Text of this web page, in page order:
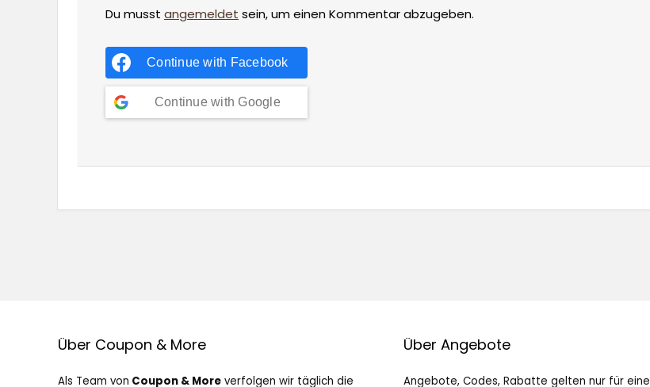
Du musst angemeldet sein, um einen Kommentar abzugeben.
Continue with Facebook
Continue with Google
Über Coupon & More
Als Team von Coupon & Moreverfolgen wir täglich die
Über Angebote
Angebote, Codes, Rabatte gelten nur für eine